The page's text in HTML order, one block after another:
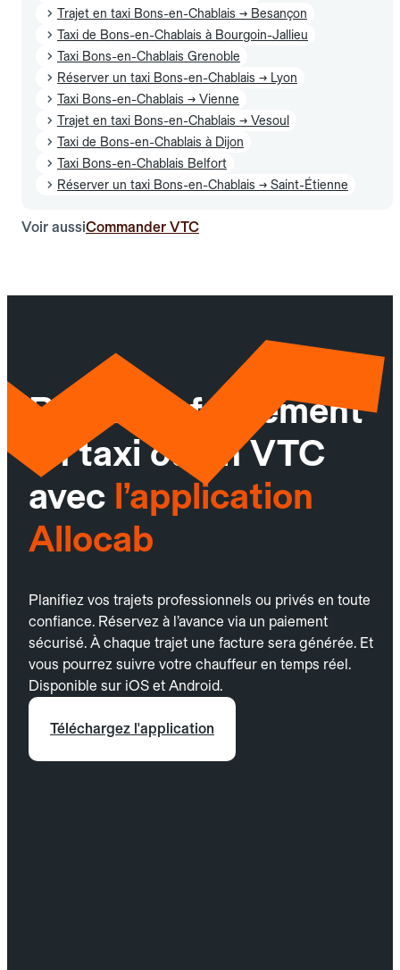
Trajet en taxi Bons-en-Chablais → Besançon
Taxi de Bons-en-Chablais à Bourgoin-Jallieu
Taxi Bons-en-Chablais Grenoble
Réserver un taxi Bons-en-Chablais → Lyon
Taxi Bons-en-Chablais → Vienne
Trajet en taxi Bons-en-Chablais → Vesoul
Taxi de Bons-en-Chablais à Dijon
Taxi Bons-en-Chablais Belfort
Réserver un taxi Bons-en-Chablais → Saint-Étienne
Voir aussiCommander VTC
Réservez facilement
un taxi ou un VTC
avec l’application
Allocab
Planifiez vos trajets professionnels ou privés en toute
confiance. Réservez à l’avance via un paiement
sécurisé. À chaque trajet une facture sera générée. Et
vous pourrez suivre votre chauffeur en temps réel.
Disponible sur iOS et Android.
Téléchargez l'application